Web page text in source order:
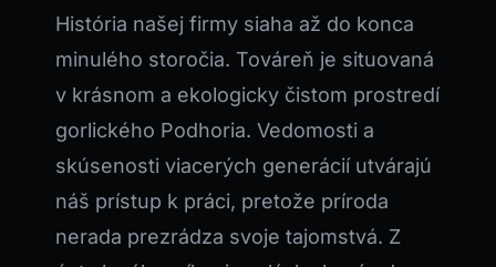
História našej firmy siaha až do konca
minulého storočia. Továreň je situovaná
v krásnom a ekologicky čistom prostredí
gorlického Podhoria. Vedomosti a
skúsenosti viacerých generácií utvárajú
náš prístup k práci, pretože príroda
nerada prezrádza svoje tajomstvá. Z